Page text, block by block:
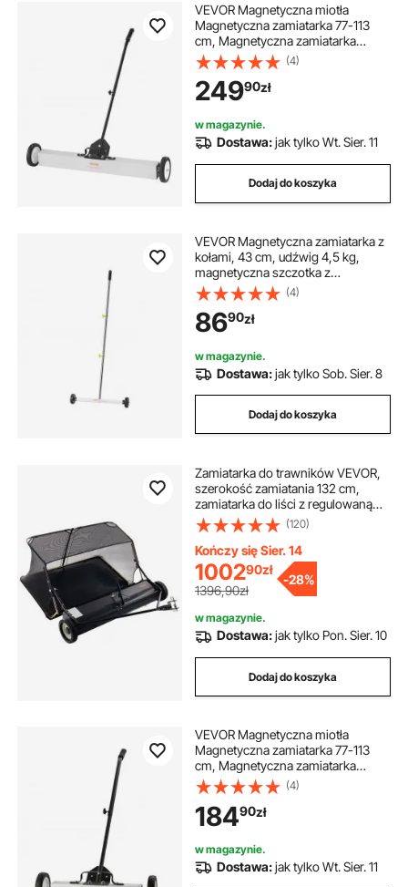
VEVOR Magnetyczna miotła
Magnetyczna zamiatarka 77-113
cm, Magnetyczna zamiatarka
Magnetyczna miotła Magnetyczna
miotła Magnetyczny podnośnik
24,9 kg Siła magnetyczna
Magnetyczny zbieracz wiórów
Zamiatarka podłogowa
(4)
24990zł
w magazynie.
Dostawa:jak tylko Wt. Sier. 11
Dodaj do koszyka
VEVOR Magnetyczna zamiatarka z
kołami, 43 cm, udźwig 4,5 kg,
magnetyczna szczotka z
regulowanym uchwytem, ​​do
zbierania gwoździ i śrub,
czyszczenia garaży, prac
dachowych
(4)
8690zł
w magazynie.
Dostawa:jak tylko Sob. Sier. 8
Dodaj do koszyka
Zamiatarka do trawników VEVOR,
szerokość zamiatania 132 cm,
zamiatarka do liści z regulowaną
wysokością zamiatania, zamiatarka
do trawników o pojemności 736 l,
zamiatarka do liści, zamiatarka
ciągniona do traktorka
ogrodowego, ogród, podwórko,
pielęgnacja trawnika
(120)
Kończy się Sier. 14
100290zł
1396,90zł
-28%
w magazynie.
Dostawa:jak tylko Pon. Sier. 10
Dodaj do koszyka
VEVOR Magnetyczna miotła
Magnetyczna zamiatarka 77-113
cm, Magnetyczna zamiatarka
Magnetyczna miotła Magnetyczna
miotła Magnetyczny podnośnik
20,4 kg Siła magnetyczna
Magnetyczny zbieracz wiórów
Zamiatarka podłogowa
(4)
18490zł
w magazynie.
Dostawa:jak tylko Wt. Sier. 11